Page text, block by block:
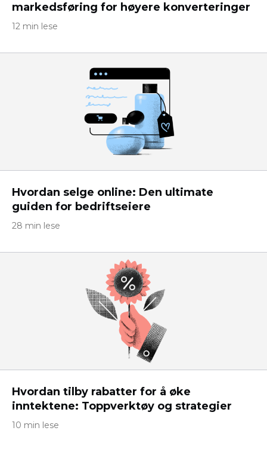
markedsføring for høyere konverteringer
12 min lese
Hvordan selge online: Den ultimate
guiden for bedriftseiere
28 min lese
Hvordan tilby rabatter for å øke
inntektene: Toppverktøy og strategier
10 min lese